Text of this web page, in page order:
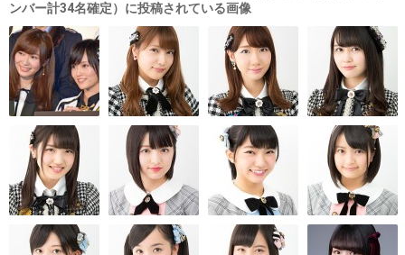
ンバー計34名確定）に投稿されている画像